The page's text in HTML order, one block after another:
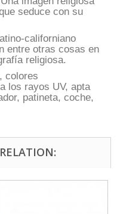
seduce con su
californiano
entre otras cosas en
religiosa.
colores
los rayos UV, apta
patineta, coche,